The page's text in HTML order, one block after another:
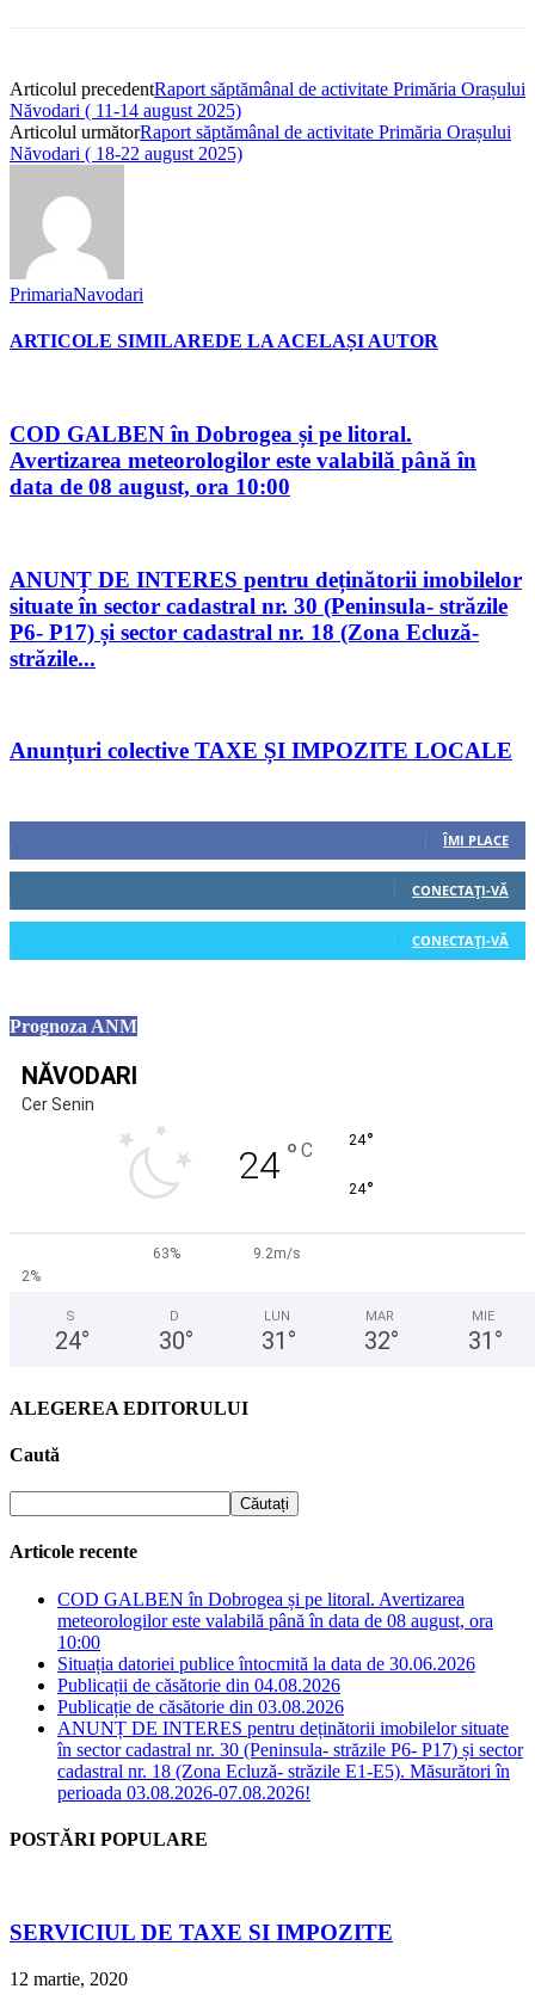
Articolul precedentRaport săptămânal de activitate Primăria Orașului
Năvodari ( 11-14 august 2025)
Articolul următorRaport săptămânal de activitate Primăria Orașului
Năvodari ( 18-22 august 2025)
PrimariaNavodari
ARTICOLE SIMILAREDE LA ACELAȘI AUTOR
COD GALBEN în Dobrogea și pe litoral.
Avertizarea meteorologilor este valabilă până în
data de 08 august, ora 10:00
ANUNȚ DE INTERES pentru deținătorii imobilelor
situate în sector cadastral nr. 30 (Peninsula- străzile
P6- P17) și sector cadastral nr. 18 (Zona Ecluză-
străzile...
Anunțuri colective TAXE ȘI IMPOZITE LOCALE
ÎMI PLACE
CONECTAȚI-VĂ
CONECTAȚI-VĂ
Prognoza ANM
NĂVODARI
Cer Senin
24 ° C 24°
24°
63%
9.2m/s
2%
S
24°
D
30°
LUN
31 °
MAR
32°
MIE
31 °
ALEGEREA EDITORULUI
Caută
Articole recente
COD GALBEN în Dobrogea și pe litoral. Avertizarea
meteorologilor este valabilă până în data de 08 august, ora
10:00
Situația datoriei publice întocmită la data de 30.06.2026
Publicații de căsătorie din 04.08.2026
Publicație de căsătorie din 03.08.2026
ANUNȚ DE INTERES pentru deținătorii imobilelor situate
în sector cadastral nr. 30 (Peninsula- străzile P6- P17) și sector
cadastral nr. 18 (Zona Ecluză- străzile E1-E5). Măsurători în
perioada 03.08.2026-07.08.2026!
POSTĂRI POPULARE
SERVICIUL DE TAXE SI IMPOZITE
12 martie, 2020